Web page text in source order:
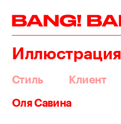
Иллюстрация
Стиль Клиент
Оля Савина